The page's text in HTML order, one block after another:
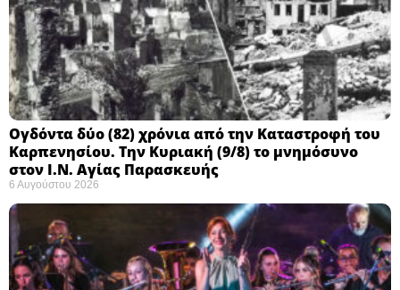
Ογδόντα δύο (82) χρόνια από την Καταστροφή του
Καρπενησίου. Την Κυριακή (9/8) το μνημόσυνο
στον Ι.Ν. Αγίας Παρασκευής
6 Αυγούστου 2026